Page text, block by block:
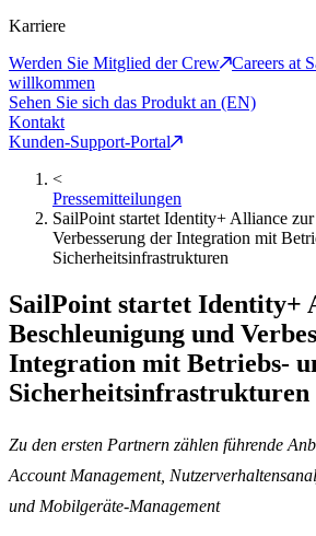
Karriere
Werden Sie Mitglied der Crew
Careers at
willkommen
Sehen Sie sich das Produkt an (EN)
Kontakt
Kunden-Support-Portal
<
Pressemitteilungen
SailPoint startet Identity+ Alliance
Verbesserung der Integration mit
Sicherheitsinfrastrukturen
SailPoint startet Identity+
Beschleunigung und
Integration mit Betriebs-
Sicherheitsinfrastrukturen
Zu den ersten Partnern zählen führende
Account Management,
und Mobilgeräte-Management